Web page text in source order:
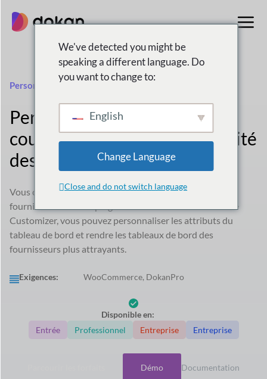
contenu
Personnalisateur de jeu de couleurs
Personnalisateur de
couleurOption de compatibilité
des thèmes
Vous cherchez à synchroniser votre tableau de bord
fournisseur avec des plugins tiers ? Avec le Color Scheme
Customizer, vous pouvez personnaliser les attributs du
tableau de bord et rendre les tableaux de bord des
fournisseurs plus attrayants.
Exigences: WooCommerce, DokanPro
Disponible en:
Entrée
Professionnel Entreprise Entreprise
Démo Documentation
We've detected you might be
speaking a different language. Do
you want to change to:
English
Change Language
Close and do not switch language